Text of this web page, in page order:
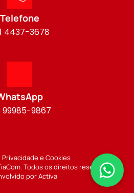
Telefone
4437-3678
99985-9867
e Cookies
Todos os direitos reservados.
por Activa